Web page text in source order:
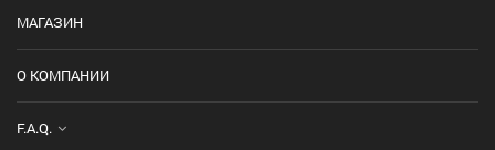
МАГАЗИН
О КОМПАНИИ
F.A.Q.